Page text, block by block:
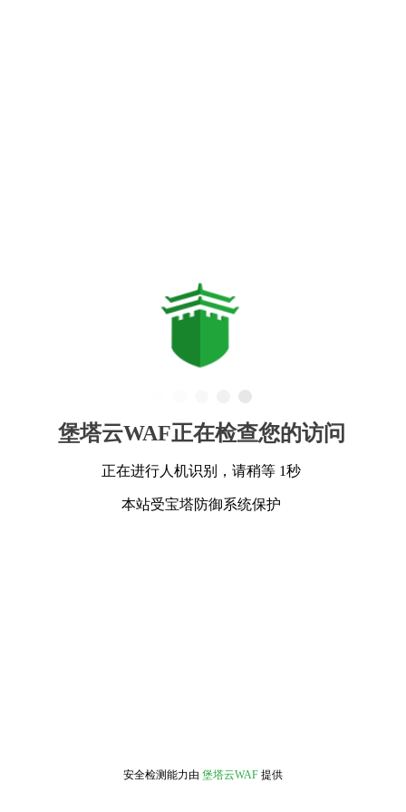
堡塔云WAF正在检查您的访问
正在进行人机识别，请稍等 1秒
本站受宝塔防御系统保护
安全检测能力由 堡塔云WAF 提供